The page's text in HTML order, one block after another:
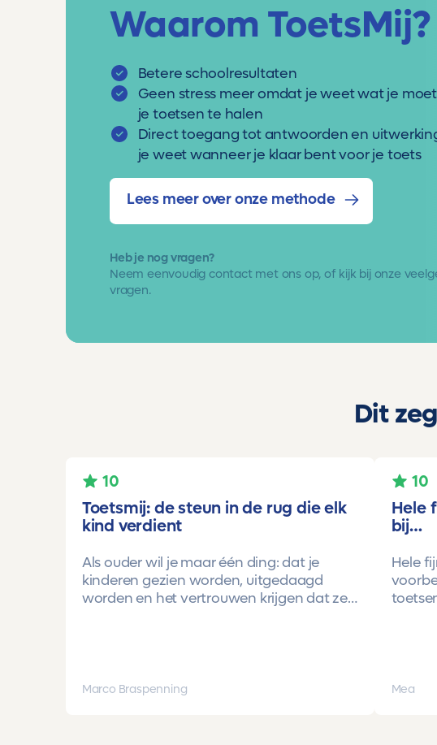
Waarom ToetsMij?
Betere schoolresultaten
Geen stress meer omdat je weet wat je
je toetsen te halen
Direct toegang tot antwoorden en
je weet wanneer je klaar bent voor je toets
Lees meer over onze methode
Heb je nog vragen?
Neem eenvoudigcontact met ons op, of kijk bij onze
vragen.
Dit
10
Toetsmij: de steun in de rug die elk
kind verdient
Als ouder wil je maar één ding: dat je
kinderen gezien worden, uitgedaagd
worden en het vertrouwen krijgen dat ze
Onze oudste dochter begon ooit op
Marco Braspenning
10
Hele
bij…
Hele
Mea